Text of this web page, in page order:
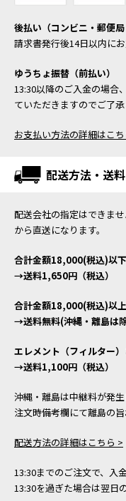
後払い（コンビニ・郵便局
請求書発行後14日以内に
ゆうちょ振替（前払い）
13:30以降のご入金の場合
ていただきますのでご了承
お支払い方法の詳細はこ
配送方法・送料
配送会社の指定はできま
から直送になります。
合計金額18,000(税込)以
→送料1,650円（税込）
合計金額18,000(税込)以
→送料無料(沖縄・離島は
エレメント（フィルター
→送料1,100円（税込）
沖縄・離島は中継料が発
注文時備考欄にて離島の旨
配送方法の詳細はこちら >
13:30までのご注文で、入
13:30を過ぎた場合は翌日